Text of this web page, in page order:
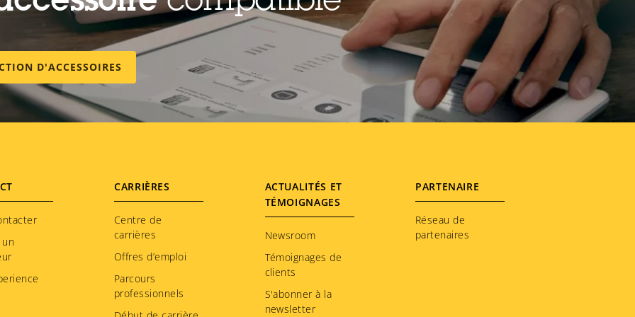
D'ACCESSOIRES
un
CARRIÈRES
Centre de
carrières
Offres d’emploi
Parcours
professionnels
ACTUALITÉS ET
TÉMOIGNAGES
Newsroom
Témoignages de
clients
S'abonner à la
newsletter
PARTENAIRE
Réseau de
partenaires